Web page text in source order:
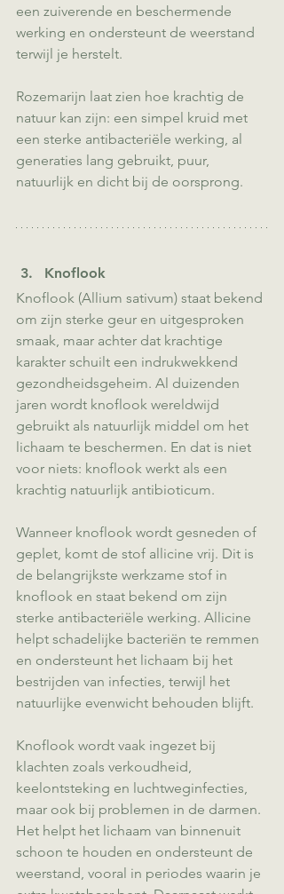
een zuiverende en beschermende
werking en ondersteunt de weerstand
terwijl je herstelt.
Rozemarijn laat zien hoe krachtig de
natuur kan zijn: een simpel kruid met
een sterke antibacteriële werking, al
generaties lang gebruikt, puur,
natuurlijk en dicht bij de oorsprong.
Knoflook
Knoflook (Allium sativum) staat bekend
om zijn sterke geur en uitgesproken
smaak, maar achter dat krachtige
karakter schuilt een indrukwekkend
gezondheidsgeheim. Al duizenden
jaren wordt knoflook wereldwijd
gebruikt als natuurlijk middel om het
lichaam te beschermen. En dat is niet
voor niets: knoflook werkt als een
krachtig natuurlijk antibioticum.
Wanneer knoflook wordt gesneden of
geplet, komt de stof allicine vrij. Dit is
de belangrijkste werkzame stof in
knoflook en staat bekend om zijn
sterke antibacteriële werking. Allicine
helpt schadelijke bacteriën te remmen
en ondersteunt het lichaam bij het
bestrijden van infecties, terwijl het
natuurlijke evenwicht behouden blijft.
Knoflook wordt vaak ingezet bij
klachten zoals verkoudheid,
keelontsteking en luchtweginfecties,
maar ook bij problemen in de darmen.
Het helpt het lichaam van binnenuit
schoon te houden en ondersteunt de
weerstand, vooral in periodes waarin je